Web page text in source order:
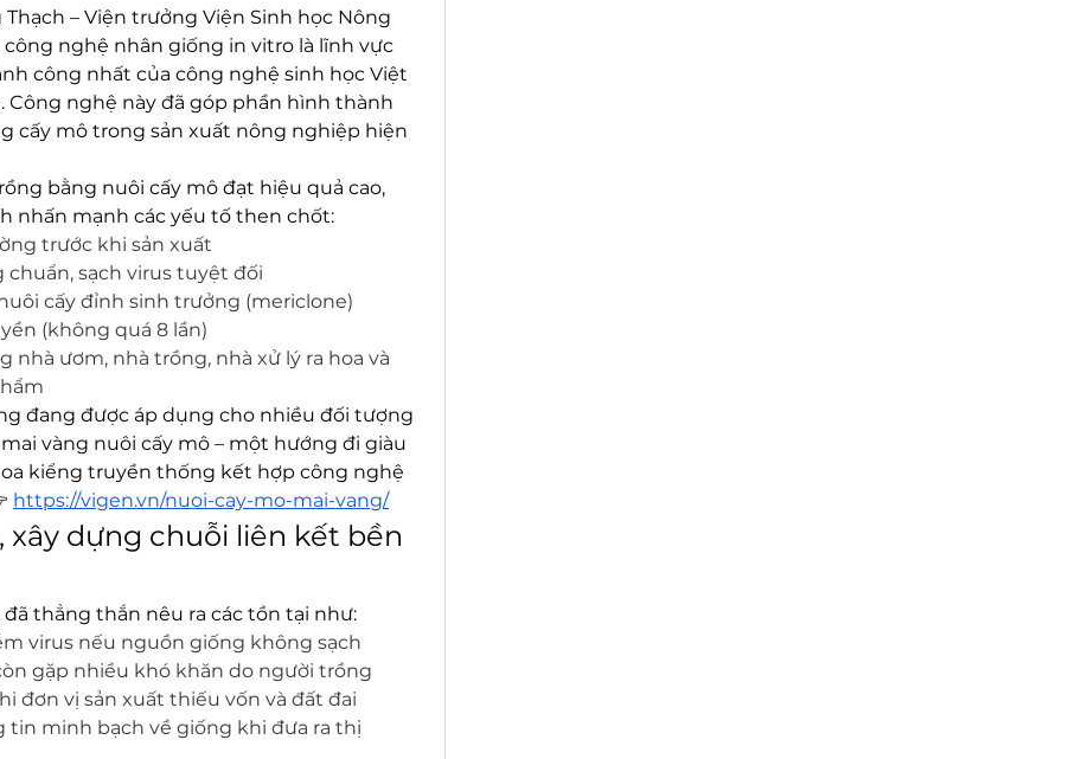
Thạch – Viện trưởng Viện Sinh học Nông
nghệ nhân giống in vitro là lĩnh vực
công nhất của công nghệ sinh học Việt
Công nghệ này đã góp phần hình thành
cấy mô trong sản xuất nông nghiệp hiện
bằng nuôi cấy mô đạt hiệu quả cao,
nhấn mạnh các yếu tố then chốt:
trước khi sản xuất
sạch virus tuyệt đối
cấy đỉnh sinh trưởng (mericlone)
(không quá 8 lần)
nhà ươm, nhà trồng, nhà xử lý ra hoa và
đang được áp dụng cho nhiều đối tượng
vàng nuôi cấy mô – một hướng đi giàu
kiểng truyền thống kết hợp công nghệ
https://vigen.vn/nuoi-cay-mo-mai-vang/
xây dựng chuỗi liên kết bền
thẳng thắn nêu ra các tồn tại như:
virus nếu nguồn giống không sạch
gặp nhiều khó khăn do người trồng
đơn vị sản xuất thiếu vốn và đất đai
tin minh bạch về giống khi đưa ra thị